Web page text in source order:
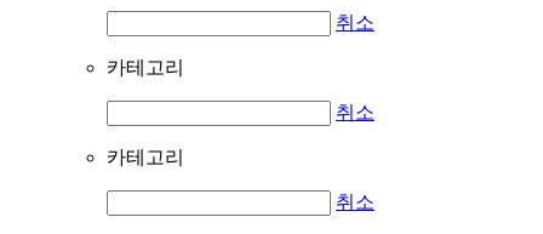
취소
카테고리
취소
카테고리
취소